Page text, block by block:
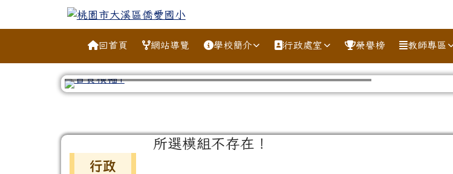
桃園市大溪區僑愛國小
回首頁 網站導覽 學校簡介 行政處室 榮譽榜 教師專區
左邊區域內容
行政
主內容區域
所選模組不存在！
頁尾區域